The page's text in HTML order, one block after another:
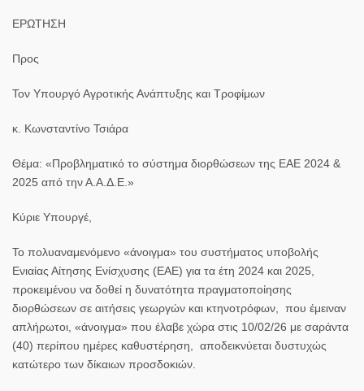
ΕΡΩΤΗΣΗ
Προς
Τον Υπουργό Αγροτικής Ανάπτυξης και Τροφίμων
κ. Κωνσταντίνο Τσιάρα
Θέμα: «Προβληματικό το σύστημα διορθώσεων της ΕΑΕ 2024 &
2025 από την Α.Α.Δ.Ε.»
Κύριε Υπουργέ,
Το πολυαναμενόμενο «άνοιγμα» του συστήματος υποβολής
Ενιαίας Αίτησης Ενίσχυσης (ΕΑΕ) για τα έτη 2024 και 2025,
προκειμένου να δοθεί η δυνατότητα πραγματοποίησης
διορθώσεων σε αιτήσεις γεωργών και κτηνοτρόφων, που έμειναν
απλήρωτοι, «άνοιγμα» που έλαβε χώρα στις 10/02/26 με σαράντα
(40) περίπου ημέρες καθυστέρηση, αποδεικνύεται δυστυχώς
κατώτερο των δίκαιων προσδοκιών.